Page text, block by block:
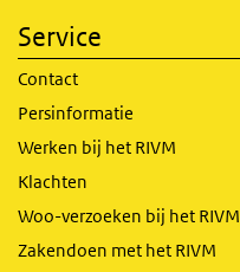
Service
Contact
Persinformatie
Werken bij het RIVM
Klachten
Woo-verzoeken bij het RIVM
Zakendoen met het RIVM